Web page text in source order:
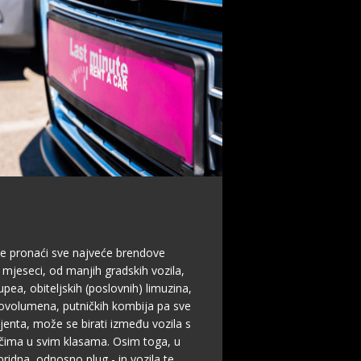
pronaći sve najveće brendove
od manjih gradskih vozila,
obiteljskih (poslovnih) limuzina,
putničkih kombija pa sve
može se birati između vozila s
u svim klasama. Osim toga, u